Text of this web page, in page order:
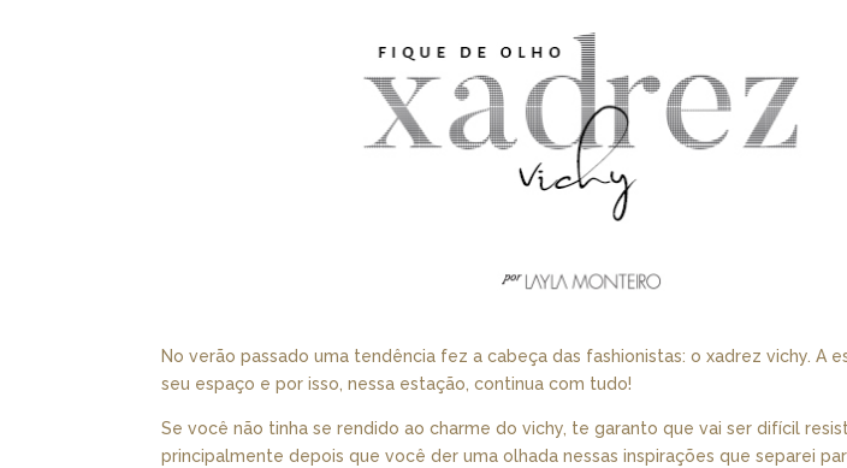
No verão passado uma tendência fez a cabeça das fashionistas: o xadrez vichy. A
seu espaço e por isso, nessa estação, continua com tudo!
Se você não tinha se rendido ao charme do vichy, te garanto que vai ser difícil
principalmente depois que você der uma olhada nessas inspirações que separei